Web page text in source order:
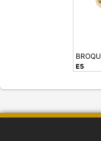
E5